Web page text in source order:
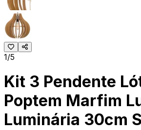
1/5
Kit 3 Pendente
Poptem Marfim
Luminária 30cm